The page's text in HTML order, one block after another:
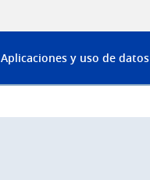
Aplicaciones y uso de datos